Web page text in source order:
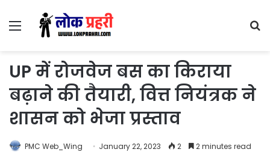
Menu
UP में रोजवेज बस का किराया
बढ़ाने की तैयारी, वित्त नियंत्रक ने
शासन को भेजा प्रस्ताव
PMC Web_Wing January 22, 2023 2 2 minutes read